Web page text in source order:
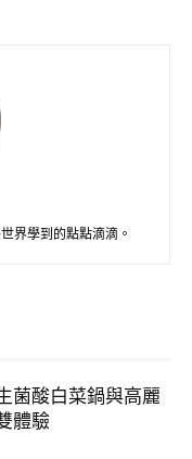
界學到的點點滴滴。
菌酸白菜鍋與高麗
體驗